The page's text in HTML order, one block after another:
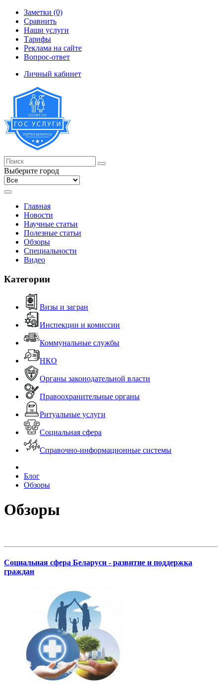
Заметки (0)
Сравнить
Наши услуги
Тарифы
Реклама на сайте
Вопрос-ответ
Личный кабинет
Выберите город
Главная
Новости
Научные статьи
Полезные статьи
Обзоры
Специальности
Видео
Категории
Визы и загран
Инспекции и комиссии
Коммунальные службы
НКО
Органы законодательной власти
Правоохранительные органы
Ритуальные услуги
Социальная сфера
Справочно-информационные системы
Блог
Обзоры
Обзоры
Социальная сфера Беларуси - развитие и поддержка
граждан